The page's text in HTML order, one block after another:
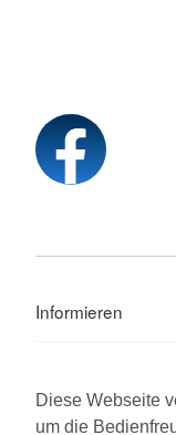
Diese Webseite
um die
Informieren